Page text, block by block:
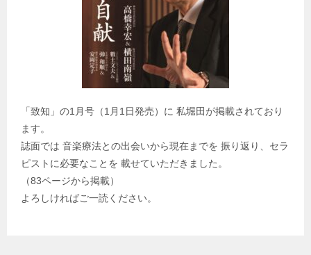
「致知」の1月号（1月1日発売）に 私堀田が掲載されており
ます。
誌面では 音楽療法との出会いから現在までを 振り返り、セラ
ピストに必要なことを 載せていただきました。
（83ページから掲載）
よろしければご一読ください。